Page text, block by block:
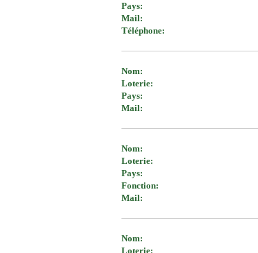
Pays:
Mail:
Téléphone:
Nom:
Loterie:
Pays:
Mail:
Nom:
Loterie:
Pays:
Fonction:
Mail:
Nom:
Loterie: